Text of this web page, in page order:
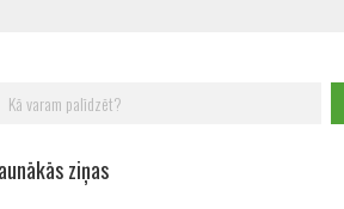
Meklēt:
ziņas